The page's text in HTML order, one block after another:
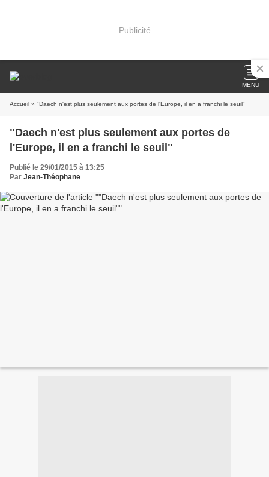
Publicité
MENU
Accueil » "Daech n'est plus seulement aux portes de l'Europe, il en a franchi le seuil"
"Daech n'est plus seulement aux portes de
l'Europe, il en a franchi le seuil"
Publié le 29/01/2015 à 13:25
Par Jean-Théophane